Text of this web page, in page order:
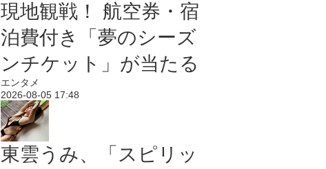
現地観戦！ 航空券・宿
泊費付き「夢のシーズ
ンチケット」が当たる
エンタメ
2026-08-05 17:48
東雲うみ、「スピリッ